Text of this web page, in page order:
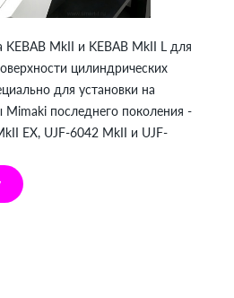
MkII и KEBAB MkII L для
цилиндрических
для установки на
последнего поколения -
EX, UJF-6042 MkII и UJF-